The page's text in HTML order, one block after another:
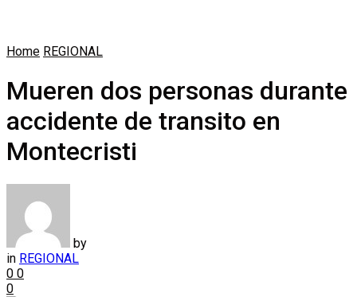
Home REGIONAL
Mueren dos personas durante
accidente de transito en
Montecristi
by
in REGIONAL
0 0
0